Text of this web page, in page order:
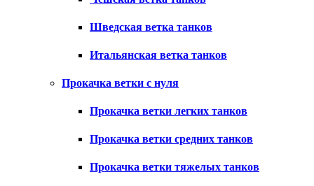
Шведская ветка танков
Итальянская ветка танков
Прокачка ветки с нуля
Прокачка ветки легких танков
Прокачка ветки средних танков
Прокачка ветки тяжелых танков